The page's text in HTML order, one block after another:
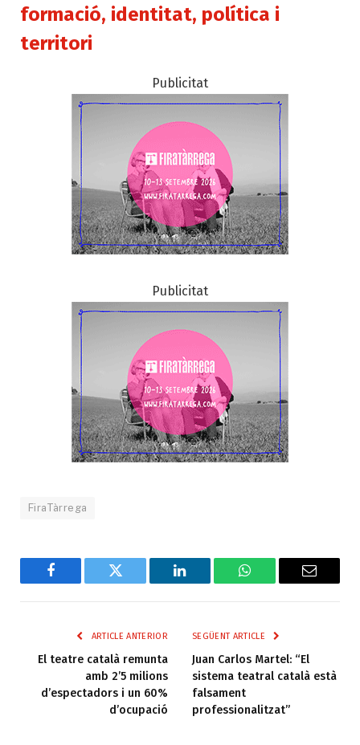
formació, identitat, política i
territori
Publicitat
Publicitat
FiraTàrrega
Facebook Twitter LinkedIn WhatsAppEmail
ARTICLE ANTERIOR
El teatre català remunta
amb 2’5 milions
d’espectadors i un 60%
d’ocupació
SEGÜENT ARTICLE
Juan Carlos Martel: “El
sistema teatral català està
falsament
professionalitzat”